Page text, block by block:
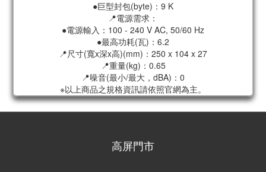
●巨型封包(byte)：9 K
📍電源需求：
●電源輸入：100 - 240 V AC, 50/60 Hz
●最高功耗(瓦)：6.2
📍尺寸(寬x深x高)(mm)：250 x 104 x 27
📍重量(kg)：0.65
📍噪音(最小/最大，dBA)：0
※以上商品之規格資訊請依照官網為主。
高屏門市